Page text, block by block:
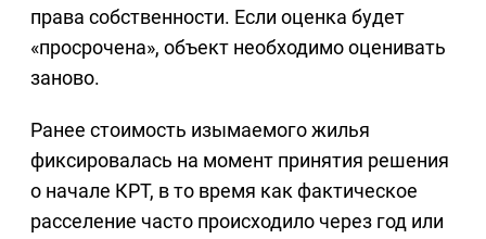
права собственности. Если оценка будет
«просрочена», объект необходимо оценивать
заново.
Ранее стоимость изымаемого жилья
фиксировалась на момент принятия решения
о начале КРТ, в то время как фактическое
расселение часто происходило через год или